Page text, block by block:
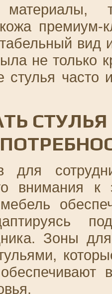
кожа
не только
стулья часто
для
внимания к
Зоны